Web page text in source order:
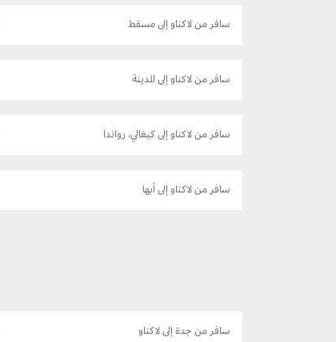
سافر من لاكناو إلى مسقط
سافر من لاكناو إلى المدينة
سافر من لاكناو إلى كيغالي، رواندا
سافر من لاكناو إلى أبها
سافر من جدة إلى لاكناو